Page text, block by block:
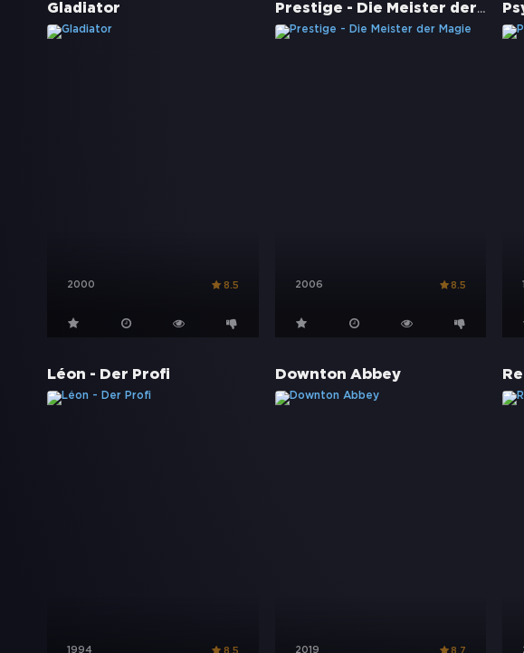
Gladiator
2000 8.5
Prestige - Die Meister der Magie
2006 8.5
Léon - Der Profi
1994
Downton Abbey
2019